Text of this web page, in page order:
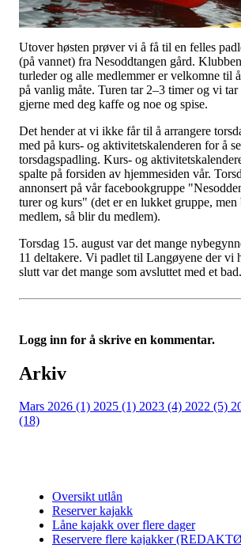
Utover høsten prøver vi å få til en felles
(på vannet) fra Nesoddtangen gård.
turleder og alle medlemmer er velkomne til
på vanlig måte. Turen tar 2–3 timer og vi tar
gjerne med deg kaffe og noe og spise.
Det hender at vi ikke får til å arrangere
med på kurs- og aktivitetskalenderen for å
torsdagspadling. Kurs- og
spalte på forsiden av hjemmesiden vår.
annonsert på vår facebookgruppe
turer og kurs" (det er en lukket gruppe, men
medlem, så blir du medlem).
Torsdag 15. august var det mange
11 deltakere. Vi padlet til Langøyene der vi
slutt var det mange som avsluttet med et bad.
Logg inn for å skrive en kommentar.
Arkiv
Mars 2026 (1) 2025 (1) 2023 (4) 2022 (5)
(18)
Oversikt utlån
Reserver kajakk
Låne kajakk over flere dager
Reservere flere kajakker